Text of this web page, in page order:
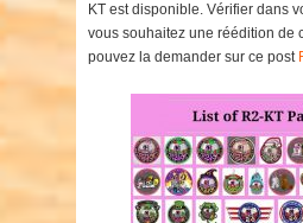
KT est disponible. Vérifier dans
vous souhaitez une réédition de
pouvez la demander sur ce post